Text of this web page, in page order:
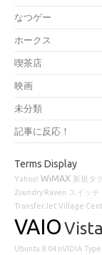
なつゲー
ホークス
喫茶店
映画
未分類
記事に反応！
Terms Display
Yahoo! WiMAX 新規タ
Zoundry Raven スイッチ
TransferJet Village
VAIOVista
Ubuntu 8.04 nVIDIA Type